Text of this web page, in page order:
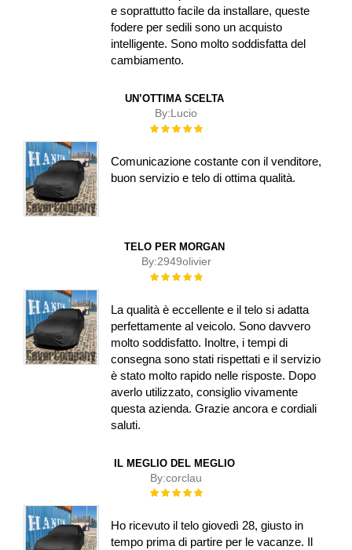
e soprattutto facile da installare, queste
fodere per sedili sono un acquisto
intelligente. Sono molto soddisfatta del
cambiamento.
UN’OTTIMA SCELTA
By:Lucio
Rating:
Comunicazione costante con il venditore,
buon servizio e telo di ottima qualità.
TELO PER MORGAN
By:2949olivier
Rating:
La qualità è eccellente e il telo si adatta
perfettamente al veicolo. Sono davvero
molto soddisfatto. Inoltre, i tempi di
consegna sono stati rispettati e il servizio
è stato molto rapido nelle risposte. Dopo
averlo utilizzato, consiglio vivamente
questa azienda. Grazie ancora e cordiali
saluti.
IL MEGLIO DEL MEGLIO
By:corclau
Rating:
Ho ricevuto il telo giovedì 28, giusto in
tempo prima di partire per le vacanze. Il